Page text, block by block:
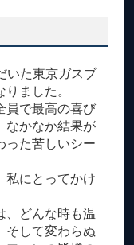
いた東京ガスブ
ました。
員で最高の喜び
なかなか結果が
った苦しいシー
私にとってかけ
、どんな時も温
そして変わらぬ